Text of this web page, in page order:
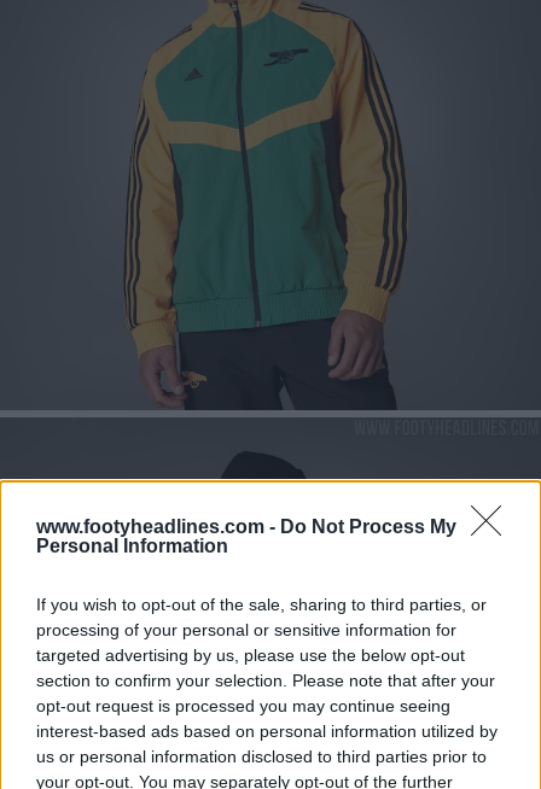
www.footyheadlines.com - Do Not Process My
Personal Information
If you wish to opt-out of the sale, sharing to third parties, or
processing of your personal or sensitive information for
targeted advertising by us, please use the below opt-out
section to confirm your selection. Please note that after your
opt-out request is processed you may continue seeing
interest-based ads based on personal information utilized by
us or personal information disclosed to third parties prior to
your opt-out. You may separately opt-out of the further